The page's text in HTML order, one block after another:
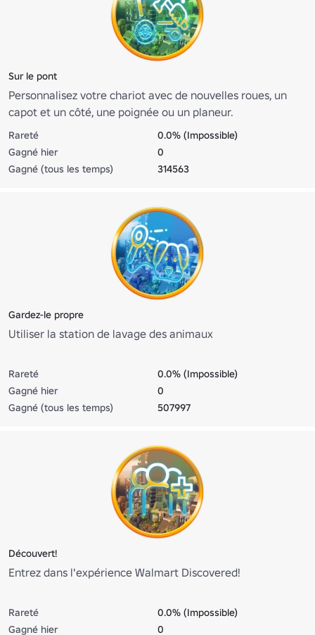
Sur le pont
Personnalisez votre chariot avec de nouvelles roues, un
capot et un côté, une poignée ou un planeur.
Rareté
0.0% (Impossible)
Gagné hier
0
Gagné (tous les temps)
314563
Gardez-le propre
Utiliser la station de lavage des animaux
Rareté
0.0% (Impossible)
Gagné hier
0
Gagné (tous les temps)
507997
Découvert!
Entrez dans l'expérience Walmart Discovered!
Rareté
0.0% (Impossible)
Gagné hier
0